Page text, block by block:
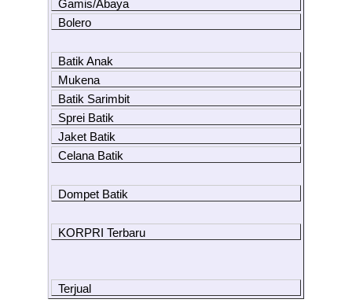
Gamis/Abaya
Bolero
Batik Anak
Mukena
Batik Sarimbit
Sprei Batik
Jaket Batik
Celana Batik
Dompet Batik
KORPRI Terbaru
Terjual